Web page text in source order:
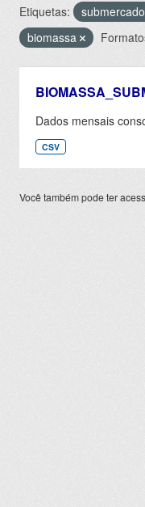
Etiquetas: submercado
biomassa
Dados mensais
CSV
Você também pode ter